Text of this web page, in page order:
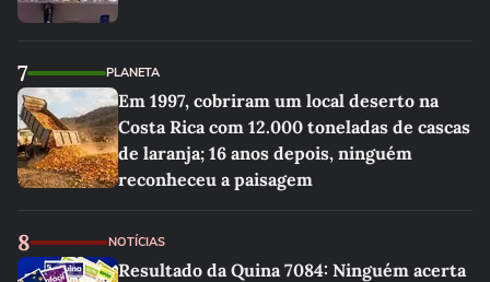
7 PLANETA
Em 1997, cobriram um local deserto na
Costa Rica com 12.000 toneladas de cascas
de laranja; 16 anos depois, ninguém
reconheceu a paisagem
8 NOTÍCIAS
Resultado da Quina 7084: Ninguém acerta